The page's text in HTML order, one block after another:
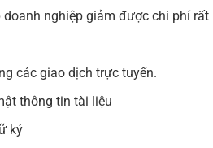
nghiệp giảm được chi phí rất
các giao dịch trực tuyến.
thông tin tài liệu
ký